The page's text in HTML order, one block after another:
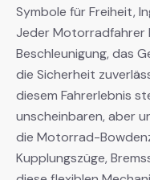
Symbole für Freiheit,
Jeder Motorradfahrer
Beschleunigung, das
die Sicherheit
diesem Fahrerlebnis
unscheinbaren, aber
die Motorrad-
Kupplungszüge,